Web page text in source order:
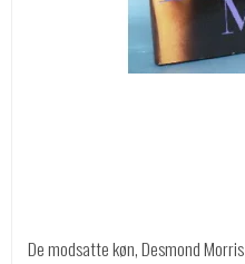
De modsatte køn, Desmond Morris